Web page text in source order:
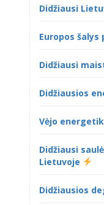
Didžiausi
Europos
Didžiausi
Didžiausios
Vėjo
Didžiausi
Lietuvoje
Didžiausios